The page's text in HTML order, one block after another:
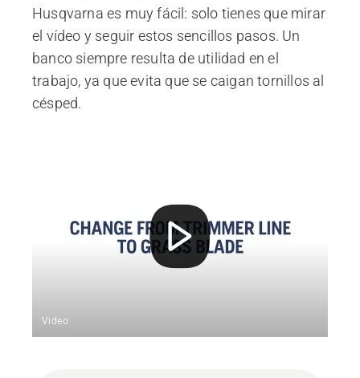
Husqvarna es muy fácil: solo tienes que mirar
el vídeo y seguir estos sencillos pasos. Un
banco siempre resulta de utilidad en el
trabajo, ya que evita que se caigan tornillos al
césped.
Video